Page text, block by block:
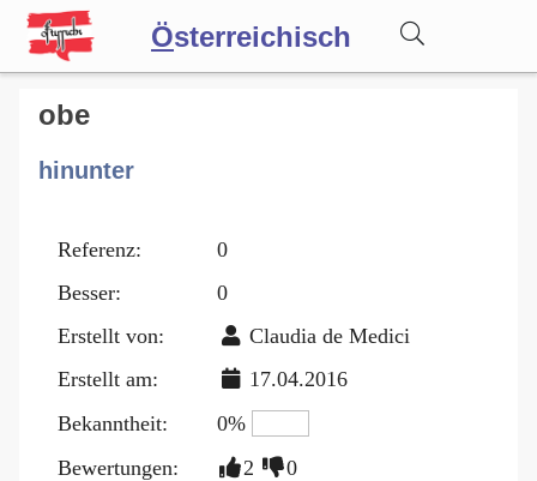
Österreichisch
Wörterbuch
Forum
Blog
obe
hinunter
Referenz:
0
Besser:
0
Erstellt von:
Claudia de Medici
Erstellt am:
17.04.2016
Bekanntheit:
0%
Bewertungen:
2 0